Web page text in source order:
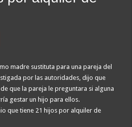
madre sustituta para una pareja del
por las autoridades, dijo que
que la pareja le preguntara si alguna
gestar un hijo para ellos.